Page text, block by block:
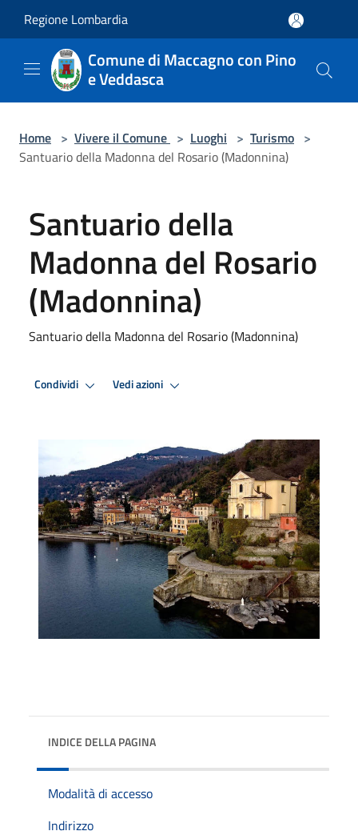
Regione Lombardia
Comune di Maccagno con Pino
e Veddasca
Home > Vivere il Comune > Luoghi > Turismo >
Santuario della Madonna del Rosario (Madonnina)
Santuario della
Madonna del Rosario
(Madonnina)
Santuario della Madonna del Rosario (Madonnina)
Condividi Vedi azioni
INDICE DELLA PAGINA
Modalità di accesso
Indirizzo